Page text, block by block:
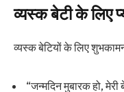
व्यस्क बेटी के लिए
व्यस्क बेटियों के लिए
“जन्मदिन मुबारक हो,